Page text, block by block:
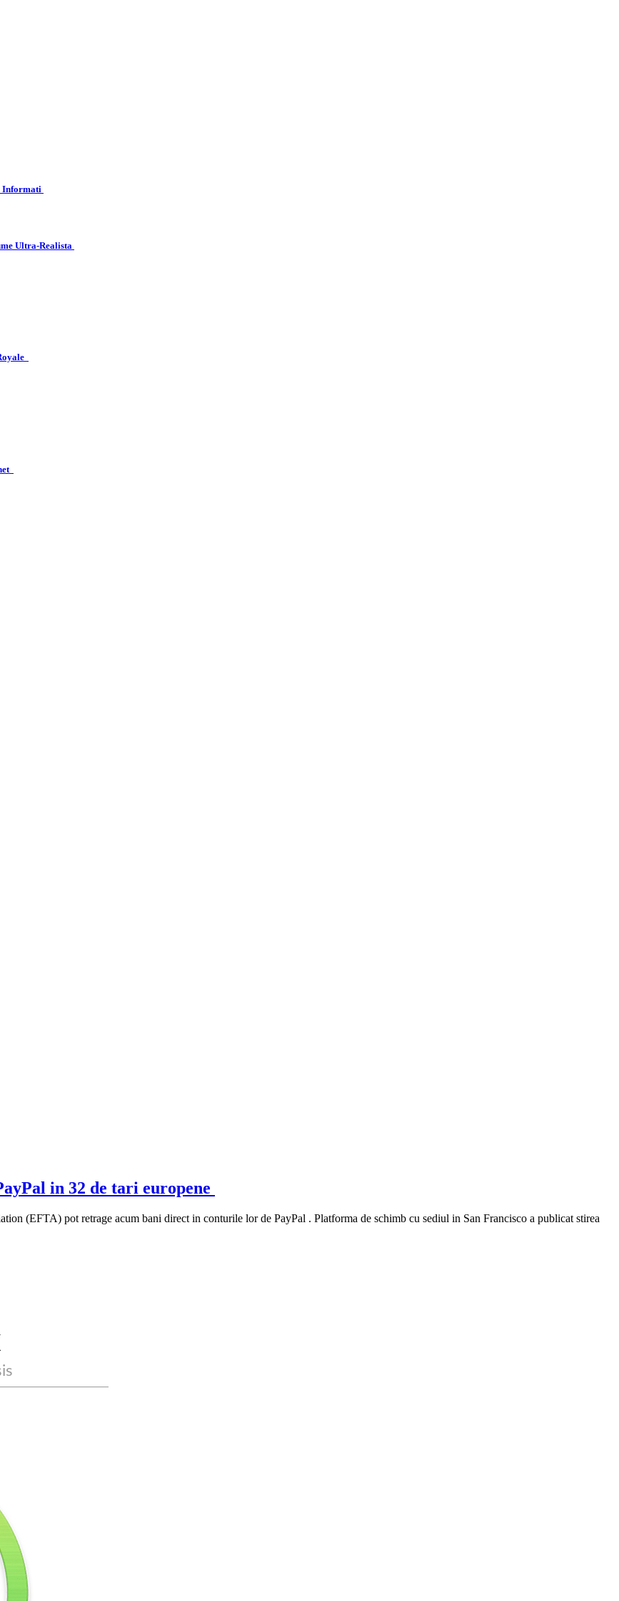
Informati
Ultra-Realista
in 32 de tari europene
(EFTA) pot retrage acum bani direct in conturile lor de PayPal . Platforma de schimb cu sediul in San Francisco a publicat stirea